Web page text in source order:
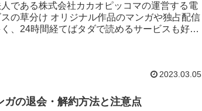
である株式会社カカオピッコマの運営する電
の草分け オリジナル作品のマンガや独占配信
、24時間経てばタダで読めるサービスも好評
2023.03.05
ガの退会・解約方法と注意点